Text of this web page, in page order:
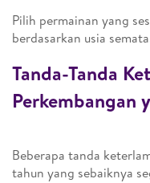
Pilih permainan yang
berdasarkan usia
Tanda-Tanda
Perkembangan
Beberapa tanda
tahun yang sebaiknya